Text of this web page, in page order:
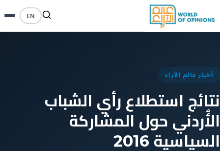
EN
أخبار عالم الآراء
نتائج استطلاع رأي الشباب
الأُردني حول المشاركة
السياسية 2016